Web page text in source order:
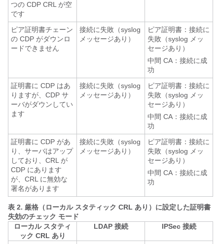
つの CDP CRL が空
です
ピア証明書チェーン
の CDP がダウンロ
ードできません
接続に失敗（syslog
メッセージあり）
ピア証明書：接続に
失敗（syslog メッ
セージあり）
中間 CA：接続に成
功
証明書に CDP はあ
りますが、CDP サ
ーバがダウンしてい
ます
接続に失敗（syslog
メッセージあり）
ピア証明書：接続に
失敗（syslog メッ
セージあり）
中間 CA：接続に成
功
証明書に CDP があ
り、サーバはアップ
しており、CRL が
CDP にあります
が、CRL に無効な
署名があります
接続に失敗（syslog
メッセージあり）
ピア証明書：接続に
失敗（syslog メッ
セージあり）
中間 CA：接続に成
功
表 2. 厳格（ローカル スタティック CRL あり）に設定した証明書
失効のチェック モード
ローカル スタティ
ック CRL あり
LDAP 接続 IPSec 接続